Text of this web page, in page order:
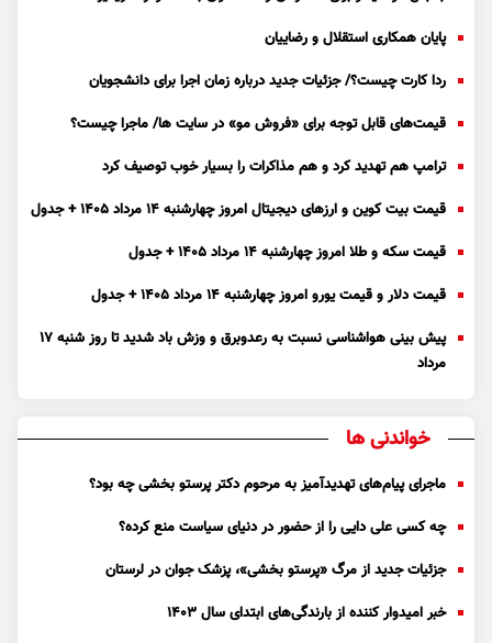
پایان همکاری استقلال و رضاییان
ردا کارت چیست؟/ جزئیات جدید درباره زمان اجرا برای دانشجویان
قیمت‌های قابل توجه برای «فروش مو» در سایت ها/ ماجرا چیست؟
ترامپ هم تهدید کرد و هم مذاکرات را بسیار خوب توصیف کرد
قیمت بیت کوین و ارز‌های دیجیتال امروز چهارشنبه ۱۴ مرداد ۱۴۰۵ + جدول
قیمت سکه و طلا امروز چهارشنبه ۱۴ مرداد ۱۴۰۵ + جدول
قیمت دلار و قیمت یورو امروز چهارشنبه ۱۴ مرداد ۱۴۰۵ + جدول
پیش بینی هواشناسی نسبت به رعدوبرق و وزش باد شدید تا روز شنبه ۱۷
مرداد
خواندنی ها
ماجرای پیام‌های تهدیدآمیز به مرحوم دکتر پرستو بخشی چه بود؟
چه کسی علی دایی را از حضور در دنیای سیاست منع کرده؟
جزئیات جدید از مرگ «پرستو بخشی»، پزشک جوان در لرستان
خبر امیدوار کننده از بارندگی‌های ابتدای سال ۱۴۰۳